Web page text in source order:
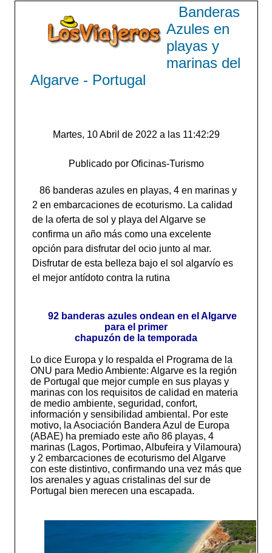
Banderas
Azules en
playas y
marinas del
Algarve - Portugal
Martes, 10 Abril de 2022 a las 11:42:29
Publicado por Oficinas-Turismo
86 banderas azules en playas, 4 en marinas y
2 en embarcaciones de ecoturismo. La calidad
de la oferta de sol y playa del Algarve se
confirma un año más como una excelente
opción para disfrutar del ocio junto al mar.
Disfrutar de esta belleza bajo el sol algarvío es
el mejor antídoto contra la rutina
92 banderas azules ondean en el Algarve
para el primer
chapuzón de la temporada
Lo dice Europa y lo respalda el Programa de la
ONU para Medio Ambiente: Algarve es la región
de Portugal que mejor cumple en sus playas y
marinas con los requisitos de calidad en materia
de medio ambiente, seguridad, confort,
información y sensibilidad ambiental. Por este
motivo, la Asociación Bandera Azul de Europa
(ABAE) ha premiado este año 86 playas, 4
marinas (Lagos, Portimao, Albufeira y Vilamoura)
y 2 embarcaciones de ecoturismo del Algarve
con este distintivo, confirmando una vez más que
los arenales y aguas cristalinas del sur de
Portugal bien merecen una escapada.